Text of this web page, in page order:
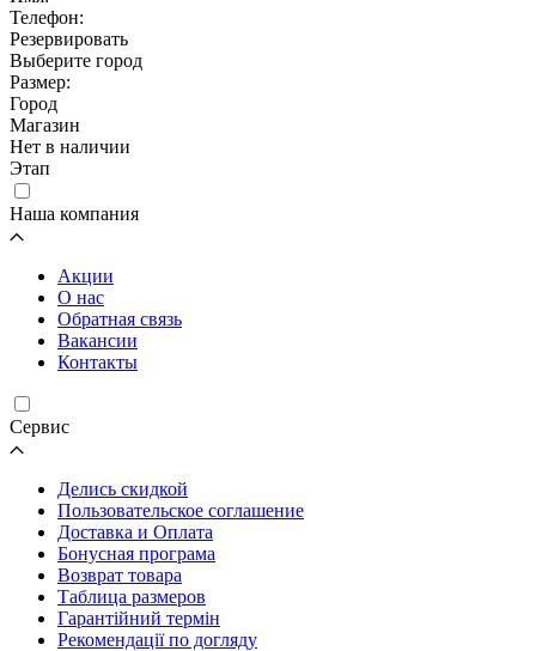
Телефон:
Резервировать
Выберите город
Размер:
Город
Магазин
Нет в наличии
Этап
Наша компания
Акции
О нас
Обратная связь
Вакансии
Контакты
Cервис
Делись скидкой
Пользовательское соглашение
Доставка и Оплата
Бонусная програма
Возврат товара
Таблица размеров
Гарантійний термін
Рекомендації по догляду